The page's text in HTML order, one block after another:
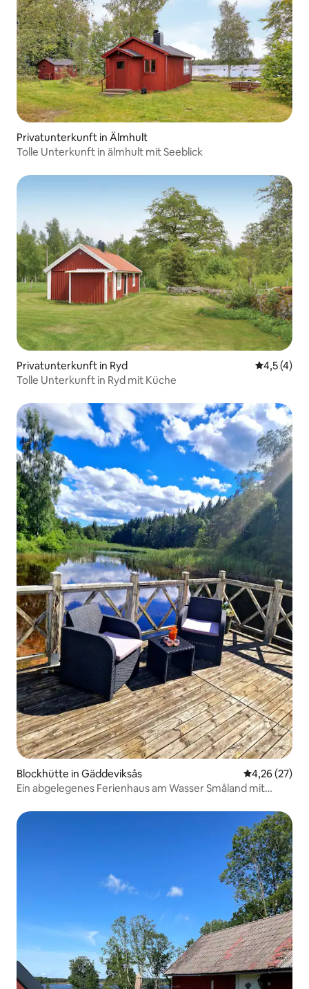
Privatunterkunft in Älmhult
Tolle Unterkunft in älmhult mit Seeblick
Privatunterkunft in Ryd
4,5 (4)
Tolle Unterkunft in Ryd mit Küche
Blockhütte in Gäddeviksås
4,26 (27)
Ein abgelegenes Ferienhaus am Wasser Småland mit